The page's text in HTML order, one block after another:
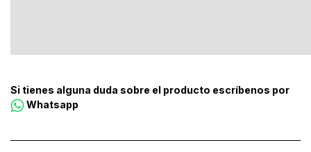
Si tienes alguna duda sobre el producto escríbenos por
Whatsapp